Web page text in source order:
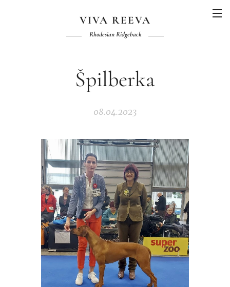
VIVA REEVA
Rhodesian Ridgeback
Špilberka
08.04.2023